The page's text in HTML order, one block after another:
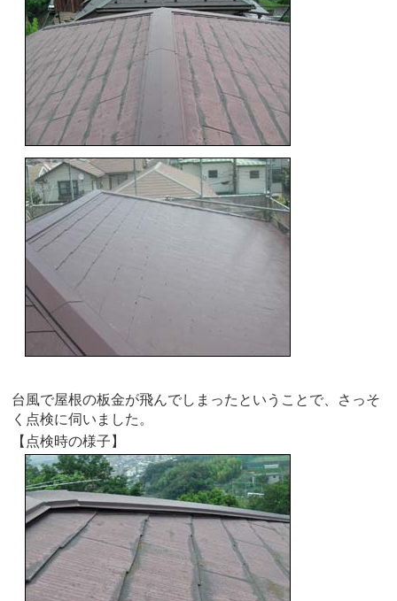
台風で屋根の板金が飛んでしまったということで、さっそ
く点検に伺いました。
【点検時の様子】